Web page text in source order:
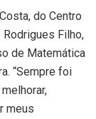
do Centro
Filho,
de Matemática
“Sempre foi
meus